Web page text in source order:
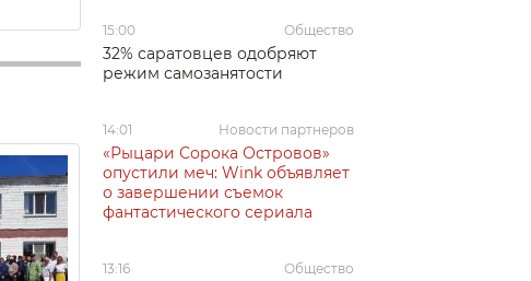
15:00 Общество
32% саратовцев одобряют
режим самозанятости
14:01 Новости партнеров
«Рыцари Сорока Островов»
опустили меч: Wink объявляет
о завершении съемок
фантастического сериала
13:16 Общество